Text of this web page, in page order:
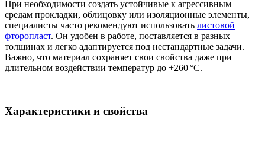
При необходимости создать устойчивые к агрессивным
средам прокладки, облицовку или изоляционные элементы,
специалисты часто рекомендуют использовать листовой
фторопласт. Он удобен в работе, поставляется в разных
толщинах и легко адаптируется под нестандартные задачи.
Важно, что материал сохраняет свои свойства даже при
длительном воздействии температур до +260 °C.
Характеристики и свойства